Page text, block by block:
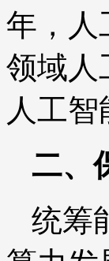
年，人
领域人
人工
二、
统筹